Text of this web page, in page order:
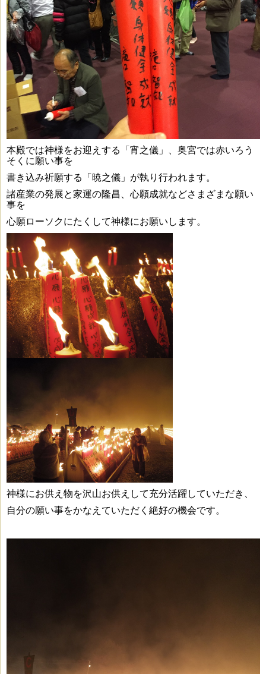
本殿では神様をお迎えする「宵之儀」、奥宮では赤いろう
そくに願い事を
書き込み祈願する
「暁之儀」が執り行われます。
諸産業の発展と家運の隆昌、心願成就などさまざまな願い
事を
心願ローソクにたくして神様にお願いします。
神様にお供え物を沢山お供えして充分活躍していただき、
自分の願い事をかなえていただく絶好の機会です。